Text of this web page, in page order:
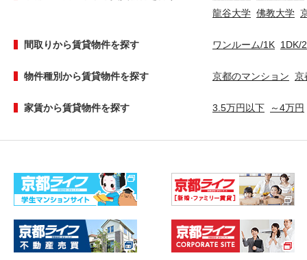
龍谷大学 佛教大学
間取りから賃貸物件を探す ワンルーム/1K 1DK/
物件種別から賃貸物件を探す 京都のマンション 京
家賃から賃貸物件を探す 3.5万円以下 ～4万円